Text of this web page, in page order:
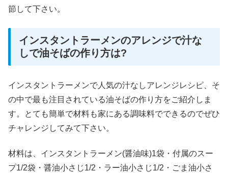
節して下さい。
インスタントラーメンのアレンジで汁な
しで油そばの作り方は?
インスタントラーメンで人気の汁なしアレンジレシピ、そ
の中で最も注目されている油そばの作り方をご紹介しま
す。とても簡単で材料も家にある調味料でできるのでぜひ
チャレンジしてみて下さい。
材料は、インスタントラーメン(醤油味)1袋・付属のスー
プ1/2袋・醤油小さじ1/2・ラー油小さじ1/2・ごま油小さ